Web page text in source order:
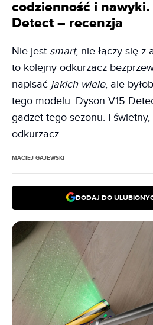
codzienność i nawyki.
Detect – recenzja
Nie jest smart, nie łączy się z
to kolejny odkurzacz
napisać jakich wiele, ale
tego modelu. Dyson V15
gadżet tego sezonu. I
odkurzacz.
MACIEJ GAJEWSKI
DODAJ DO